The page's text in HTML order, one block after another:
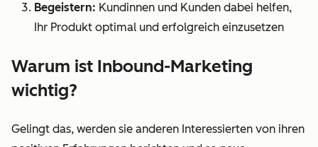
Begeistern: Kundinnen und Kunden dabei helfen,
Ihr Produkt optimal und erfolgreich einzusetzen
Warum ist Inbound-Marketing
wichtig?
Gelingt das, werden sie anderen Interessierten von ihren